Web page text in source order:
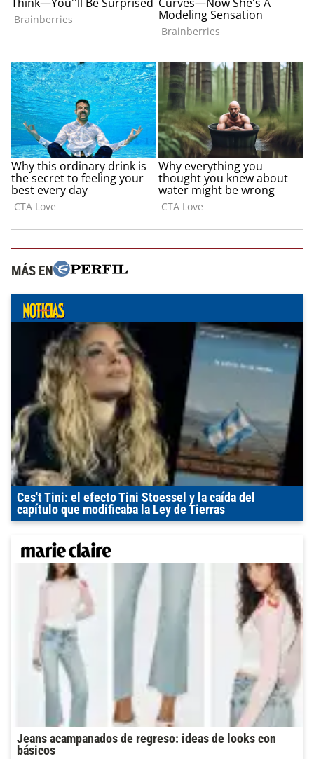
MÁS EN
Ces't Tini: el efecto Tini Stoessel y la caída del
capítulo que modificaba la Ley de Tierras
Jeans acampanados de regreso: ideas de looks con
básicos